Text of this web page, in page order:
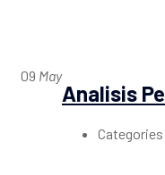
09 May
Analisis
Categories